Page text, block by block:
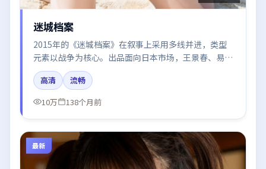
迷城档案
2015年的《迷城档案》在叙事上采用多线并进，类型
元素以战争为核心。出品面向日本市场，王景春、易烊
千玺、沈腾、段奕宏所饰角色推动关键反转，结尾留白
引发讨论。
高清
流畅
10万
138个月前
最新